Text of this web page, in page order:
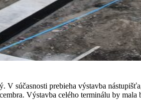
V súčasnosti prebieha výstavba
Výstavba celého terminálu by